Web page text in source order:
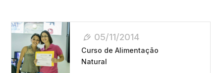
Navegação
Post
05/11/2014
Curso de Alimentação
Natural